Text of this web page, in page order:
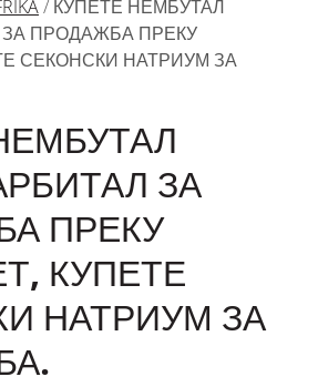
/ КУПЕТЕ НЕМБУТАЛ
ПРОДАЖБА ПРЕКУ
СЕКОНСКИ НАТРИУМ ЗА
ЗА
ПРЕКУ
КУПЕТЕ
НАТРИУМ ЗА